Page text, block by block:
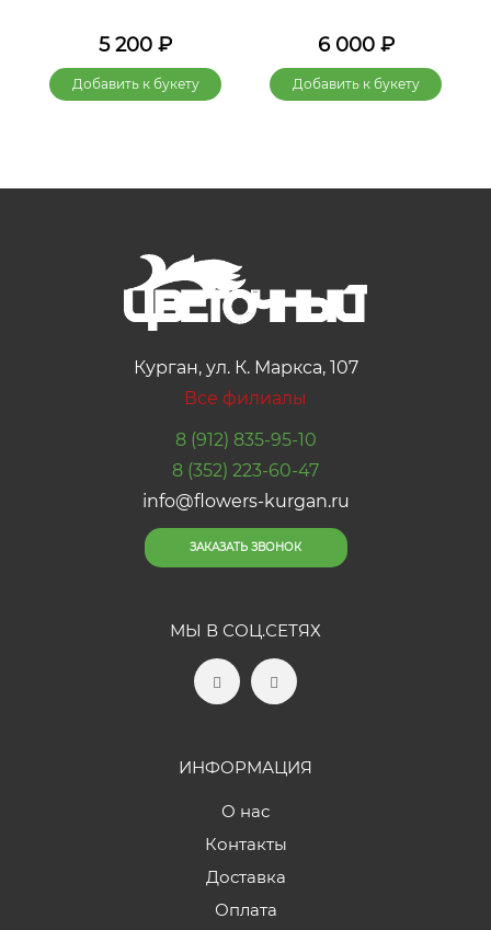
5 200 ₽
Добавить к букету
6 000₽
Добавить к букету
Курган, ул. К. Маркса, 107
Все филиалы
8 (912) 835-95-10
8 (352) 223-60-47
info@flowers-kurgan.ru
ЗАКАЗАТЬ ЗВОНОК
МЫ В СОЦ.СЕТЯХ
ИНФОРМАЦИЯ
О нас
Контакты
Доставка
Оплата